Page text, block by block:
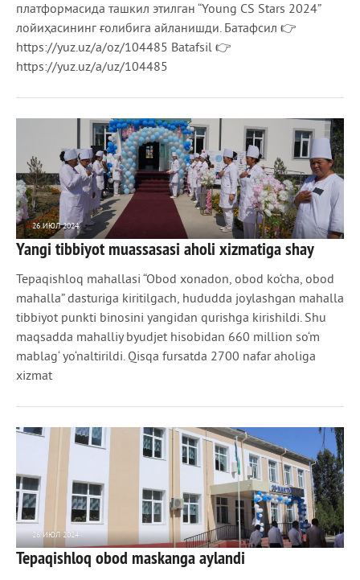
платформасида ташкил этилган “Young CS Stars 2024”
лойиҳасининг ғолибига айланишди. Батафсил 👉
https://yuz.uz/a/oz/104485 Batafsil 👉
https://yuz.uz/a/uz/104485
26 ИЮЛ 2024
1 288 0
Yangi tibbiyot muassasasi aholi xizmatiga shay
Tepaqishloq mahallasi “Obod xonadon, obod ko‘cha, obod
mahalla” dasturiga kiritilgach, hududda joylashgan mahalla
tibbiyot punkti binosini yangidan qurishga kirishildi. Shu
maqsadda mahalliy byudjet hisobidan 660 million so‘m
mablag‘ yo‘naltirildi. Qisqa fursatda 2700 nafar aholiga
xizmat
26 ИЮЛ 2024
1 042 0
Tepaqishloq obod maskanga aylandi